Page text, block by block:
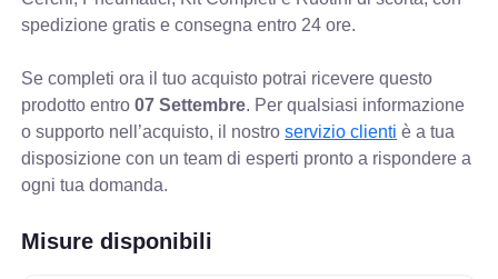
spedizione gratis e consegna entro 24 ore.
Se completi ora il tuo acquisto potrai ricevere questo
prodotto entro07 Settembre. Per qualsiasi informazione
o supporto nell’acquisto, il nostroservizio clienti è a tua
disposizione con un team di esperti pronto a rispondere a
ogni tua domanda.
Misure disponibili